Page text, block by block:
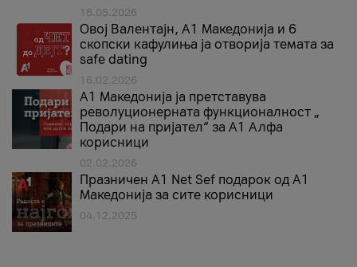
18.05.2026
Овој Валентајн, A1 Македонија и 6
скопски кафулиња ја отворија темата за
safe dating
16.02.2026
А1 Македонија ја претставува
револуционерната функционалност „
Подари на пријател“ за А1 Алфа
корисници
02.02.2026
Празничен A1 Net Sеf подарок од А1
Македонија за сите корисници
04.12.2025